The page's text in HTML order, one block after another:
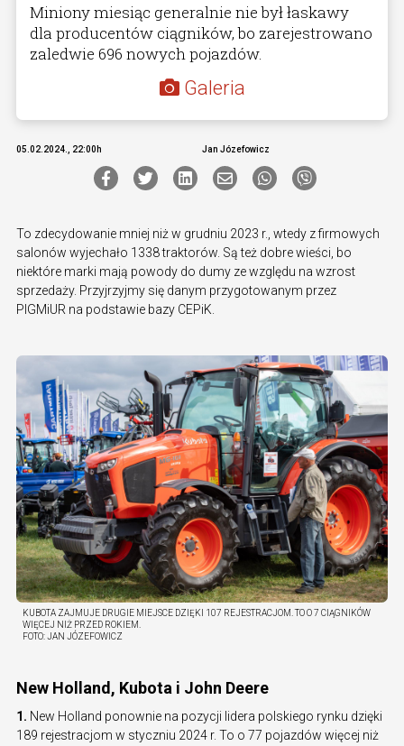
Miniony miesiąc generalnie nie był łaskawy
dla producentów ciągników, bo zarejestrowano
zaledwie 696 nowych pojazdów.
Galeria
05.02.2024., 22:00h Jan Józefowicz
To zdecydowanie mniej niż w grudniu 2023 r., wtedy z firmowych
salonów wyjechało 1338 traktorów. Są też dobre wieści, bo
niektóre marki mają powody do dumy ze względu na wzrost
sprzedaży. Przyjrzyjmy się danym przygotowanym przez
PIGMiUR na podstawie bazy CEPiK.
KUBOTA ZAJMUJE DRUGIE MIEJSCE DZIĘKI 107 REJESTRACJOM. TO O 7 CIĄGNIKÓW
WIĘCEJ NIŻ PRZED ROKIEM.
FOTO:JAN JÓZEFOWICZ
New Holland, Kubota i John Deere
1. New Holland ponownie na pozycji lidera polskiego rynku dzięki
189 rejestracjom w styczniu 2024 r. To o 77 pojazdów więcej niż